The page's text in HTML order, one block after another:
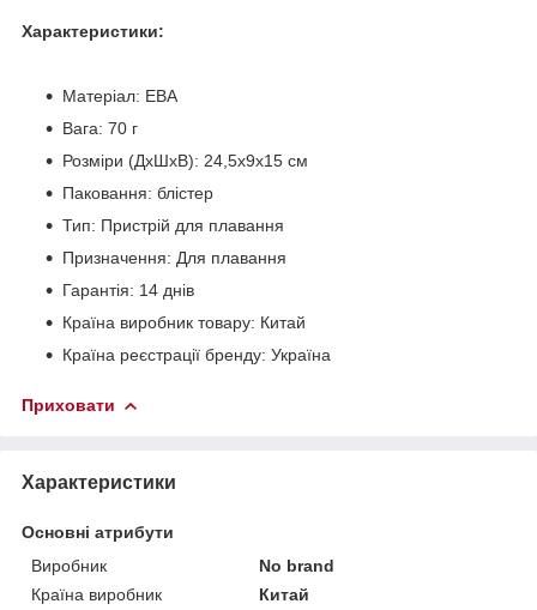
Характеристики:
Матеріал: ЕВА
Вага: 70 г
Розміри (ДхШхВ): 24,5х9х15 см
Паковання: блістер
Тип: Пристрій для плавання
Призначення: Для плавання
Гарантія: 14 днів
Країна виробник товару: Китай
Країна реєстрації бренду: Україна
Приховати
Характеристики
Основні атрибути
Виробник
No brand
Країна виробник
Китай